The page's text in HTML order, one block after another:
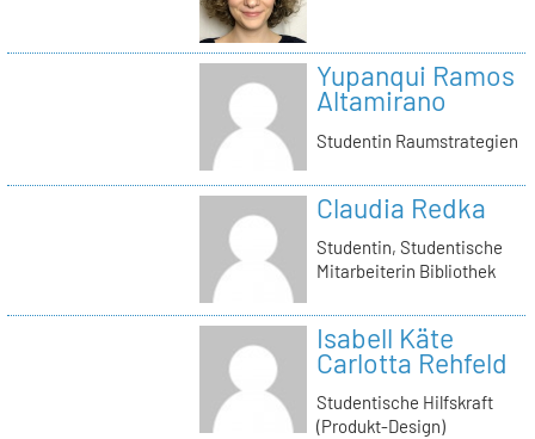
Yupanqui Ramos
Altamirano
Studentin Raumstrategien
Claudia Redka
Studentin, Studentische
Mitarbeiterin Bibliothek
Isabell Käte
Carlotta Rehfeld
Studentische Hilfskraft
(Produkt-Design)